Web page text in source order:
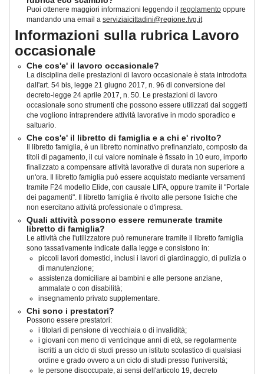
Puoi ottenere maggiori informazioni leggendo il regolamento oppure
mandando una email a serviziaicittadini@regione.fvg.it
Informazioni sulla rubrica Lavoro
occasionale
Che cos'e' il lavoro occasionale?
La disciplina delle prestazioni di lavoro occasionale è stata introdotta
dall'art. 54 bis, legge 21 giugno 2017, n. 96 di conversione del
decreto-legge 24 aprile 2017, n. 50. Le prestazioni di lavoro
occasionale sono strumenti che possono essere utilizzati dai soggetti
che vogliono intraprendere attività lavorative in modo sporadico e
saltuario.
Che cos'e' il libretto di famiglia e a chi e' rivolto?
Il libretto famiglia, è un libretto nominativo prefinanziato, composto da
titoli di pagamento, il cui valore nominale è fissato in 10 euro, importo
finalizzato a compensare attività lavorative di durata non superiore a
un'ora. Il libretto famiglia può essere acquistato mediante versamenti
tramite F24 modello Elide, con causale LIFA, oppure tramite il "Portale
dei pagamenti". Il libretto famiglia è rivolto alle persone fisiche che
non esercitano attività professionale o d'impresa.
Quali attività possono essere remunerate tramite
libretto di famiglia?
Le attività che l'utilizzatore può remunerare tramite il libretto famiglia
sono tassativamente indicate dalla legge e consistono in:
piccoli lavori domestici, inclusi i lavori di giardinaggio, di pulizia o
di manutenzione;
assistenza domiciliare ai bambini e alle persone anziane,
ammalate o con disabilità;
insegnamento privato supplementare.
Chi sono i prestatori?
Possono essere prestatori:
i titolari di pensione di vecchiaia o di invalidità;
i giovani con meno di venticinque anni di età, se regolarmente
iscritti a un ciclo di studi presso un istituto scolastico di qualsiasi
ordine e grado ovvero a un ciclo di studi presso l'università;
le persone disoccupate, ai sensi dell'articolo 19, decreto